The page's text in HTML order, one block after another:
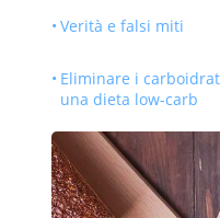
Verità e falsi miti
Eliminare i
una dieta low-carb